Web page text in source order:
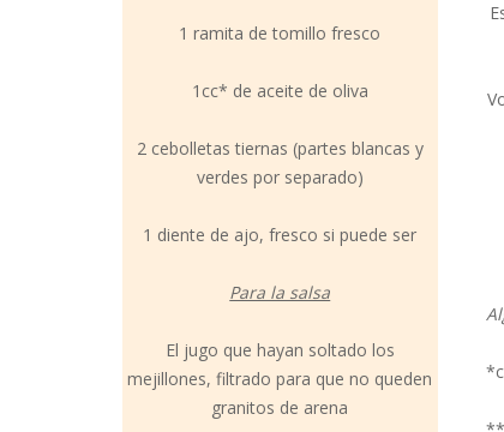
1 ramita de tomillo fresco
1cc* de aceite de oliva
2 cebolletas tiernas (partes blancas y
verdes por separado)
1 diente de ajo, fresco si puede ser
Para la salsa
El jugo que hayan soltado los
mejillones, filtrado para que no queden
granitos de arena